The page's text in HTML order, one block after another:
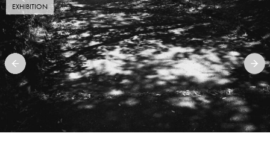
EXHIBITION